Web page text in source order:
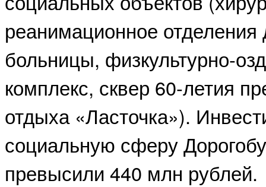
реанимационное отделения
больницы, физкультурно-
комплекс, сквер 60-летия
отдыха «Ласточка»).
социальную сферу
превысили 440 млн рублей.